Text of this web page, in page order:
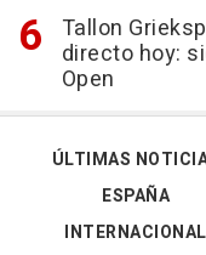
Tallon
directo hoy:
Open
ÚLTIMAS
ESPAÑA
INTERNACIONAL